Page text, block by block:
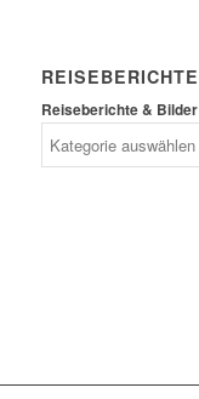
Reiseberichte & Bilder